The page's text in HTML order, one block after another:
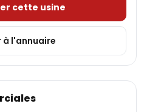
cette usine
à l'annuaire